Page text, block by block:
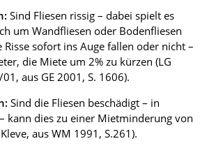
Sind Fliesen rissig – dabei spielt es
um Wandfliesen oder Bodenfliesen
sofort ins Auge fallen oder nicht –
die Miete um 2% zu kürzen (LG
aus GE 2001, S. 1606).
Sind die Fliesen beschädigt – in
kann dies zu einer Mietminderung von
aus WM 1991, S.261).